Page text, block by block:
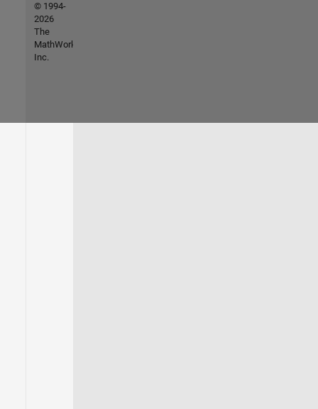
© 1994-
2026
The
MathWorks,
Inc.